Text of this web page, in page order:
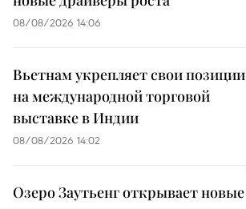
08/08/2026 14:06
Вьетнам укрепляет свои позиции
на международной торговой
выставке в Индии
08/08/2026 14:02
Озеро Заутьенг открывает новые